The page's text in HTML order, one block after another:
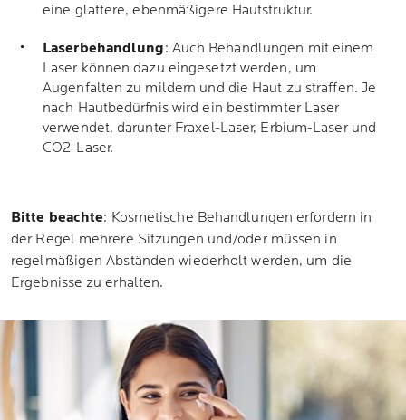
eine glattere, ebenmäßigere Hautstruktur.
Laserbehandlung: Auch Behandlungen mit einem
Laser können dazu eingesetzt werden, um
Augenfalten zu mildern und die Haut zu straffen. Je
nach Hautbedürfnis wird ein bestimmter Laser
verwendet, darunter Fraxel-Laser, Erbium-Laser und
CO2-Laser.
Bitte beachte: Kosmetische Behandlungen erfordern in
der Regel mehrere Sitzungen und/oder müssen in
regelmäßigen Abständen wiederholt werden, um die
Ergebnisse zu erhalten.